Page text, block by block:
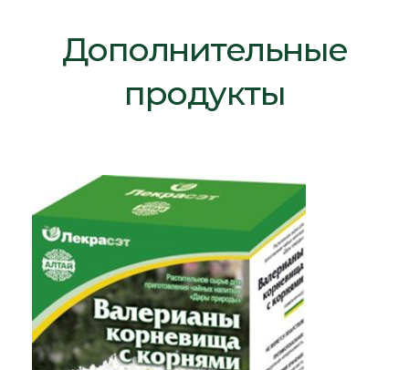
Дополнительные
продукты